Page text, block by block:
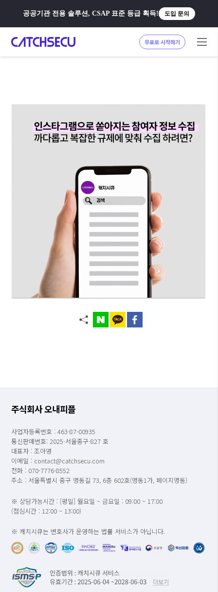
공공기관 전용 솔루션, CSAP 표준 등급 획득! 도입 문의
무료로 시작하기
주식회사 오내피플
사업자등록번호 : 463-87-00935
통신판매번호: 2025-서울중구-827 호
대표자 : 조아영
이메일 : contact@catchsecu.com
전화 : 070-7776-8552
주소 : 서울특별시 중구 명동길 73, 6층 602호(명동1가, 페이지명동)
※ 상담가능시간 : [평일] 월요일 ~ 금요일 : 09:00 ~ 17:00
(점심시간 : 12:00 ~ 13:00)
※ 캐치시큐는 변호사가 운영하는 법률 서비스가 아닙니다.